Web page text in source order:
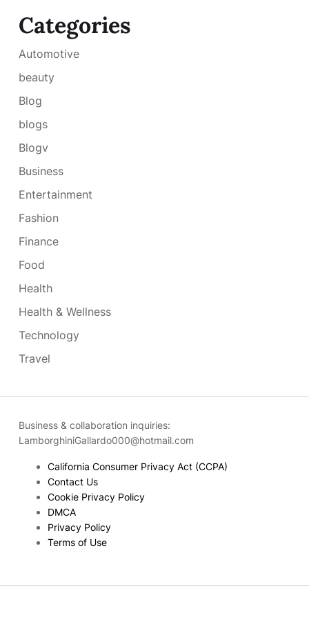
Categories
Automotive
beauty
Blog
blogs
Blogv
Business
Entertainment
Fashion
Finance
Food
Health
Health & Wellness
Technology
Travel
Business & collaboration inquiries:
LamborghiniGallardo000@hotmail.com
California Consumer Privacy Act (CCPA)
Contact Us
Cookie Privacy Policy
DMCA
Privacy Policy
Terms of Use